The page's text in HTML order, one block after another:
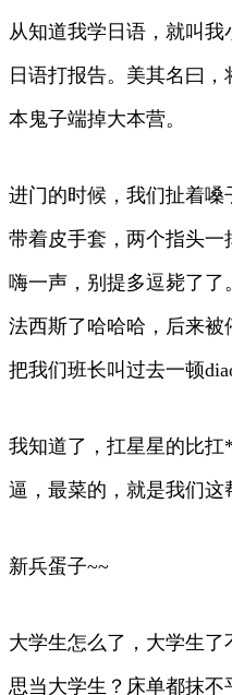
从知道我学日语，就叫
日语打报告。美其名曰
本鬼子端掉大本营。
进门的时候，我们扯着嗓
带着皮手套，两个指头一
嗨一声，别提多逗毙了
法西斯了哈哈哈，后来被
把我们班长叫过去一顿
我知道了，扛星星的比
逼，最菜的，就是我们这
新兵蛋子~~
大学生怎么了，大学生
思当大学生？床单都抹